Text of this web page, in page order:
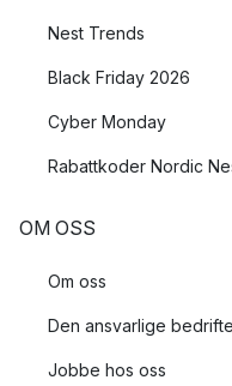
Nest Trends
Black Friday 2026
Cyber Monday
Rabattkoder Nordic
OM OSS
Om oss
Den ansvarlige
Jobbe hos oss